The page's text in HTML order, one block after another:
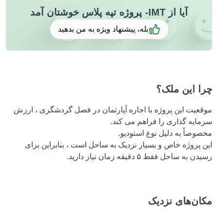
آیا از IMT- پروژه تپه پلاس خوشتان آمد
بله، پیشنهاد ویژه به من بدهید
این ملک؟
این پروژه با اجاره آپارتمان در فصل گردشگری ، ارزش
گذاری را فراهم می کند.
به دلیل نوع استودیو.
پروژه خاص و بسیار نزدیک به ساحل است ، بنابراین برای
ساحل فقط ۵ دقیقه زمان نیاز دارید.
نزدیک